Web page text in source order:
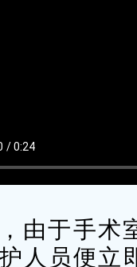
由于手术
人员便立